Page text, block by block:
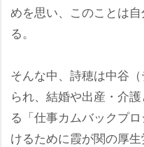
めを思い、このことは
る。
そんな中、詩穂は中谷
られ、結婚や出産・介
る「仕事カムバックプ
けるために霞が関の厚